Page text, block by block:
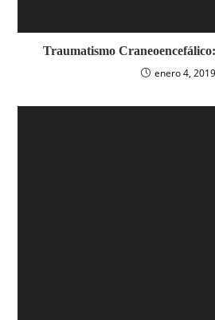
Traumatismo
enero 4, 2019